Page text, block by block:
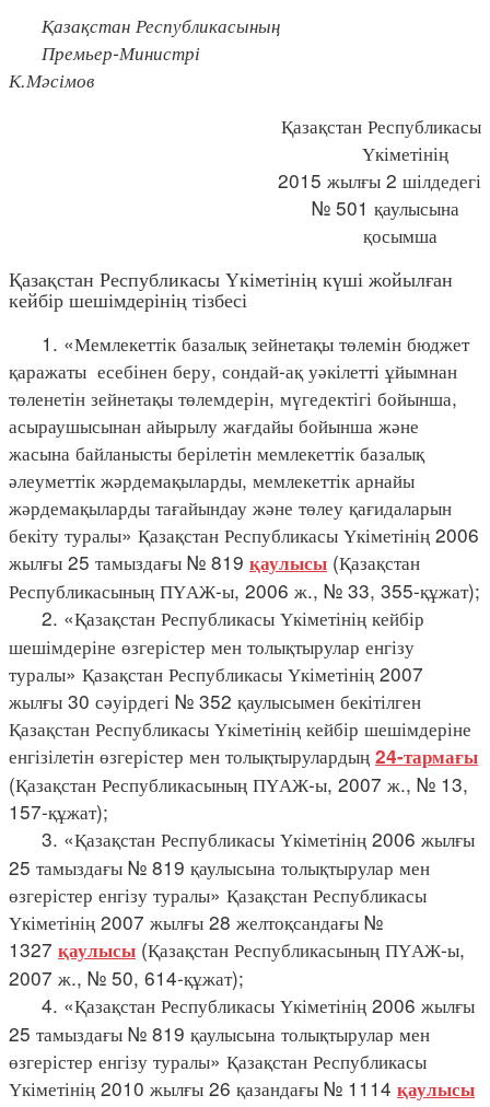
Қазақстан Республикасының
Премьер-Министрі
К.Мәсімов
Қазақстан Республикасы
Үкіметінің
2015 жылғы 2 шілдедегі
№ 501 қаулысына
қосымша
Қазақстан Республикасы Үкіметінің күші жойылған
кейбір шешімдерінің тізбесі
1. «Мемлекеттік базалық зейнетақы төлемін бюджет
қаражаты есебінен беру, сондай-ақ уәкілетті ұйымнан
төленетін зейнетақы төлемдерін, мүгедектігі бойынша,
асыраушысынан айырылу жағдайы бойынша және
жасына байланысты берілетін мемлекеттік базалық
әлеуметтік жәрдемақыларды, мемлекеттік арнайы
жәрдемақыларды тағайындау және төлеу қағидаларын
бекіту туралы» Қазақстан Республикасы Үкіметінің 2006
жылғы 25 тамыздағы № 819 қаулысы (Қазақстан
Республикасының ПҮАЖ-ы, 2006 ж., № 33, 355-құжат);
2. «Қазақстан Республикасы Үкіметінің кейбір
шешімдеріне өзгерістер мен толықтырулар енгізу
туралы» Қазақстан Республикасы Үкіметінің 2007
жылғы 30 сәуірдегі № 352 қаулысымен бекітілген
Қазақстан Республикасы Үкіметінің кейбір шешімдеріне
енгізілетін өзгерістер мен толықтырулардың 24-тармағы
(Қазақстан Республикасының ПҮАЖ-ы, 2007 ж., № 13,
157-құжат);
3. «Қазақстан Республикасы Үкіметінің 2006 жылғы
25 тамыздағы № 819 қаулысына толықтырулар мен
өзгерістер енгізу туралы» Қазақстан Республикасы
Үкіметінің 2007 жылғы 28 желтоқсандағы №
1327 қаулысы (Қазақстан Республикасының ПҮАЖ-ы,
2007 ж., № 50, 614-құжат);
4. «Қазақстан Республикасы Үкіметінің 2006 жылғы
25 тамыздағы № 819 қаулысына толықтырулар мен
өзгерістер енгізу туралы» Қазақстан Республикасы
Үкіметінің 2010 жылғы 26 қазандағы № 1114 қаулысы